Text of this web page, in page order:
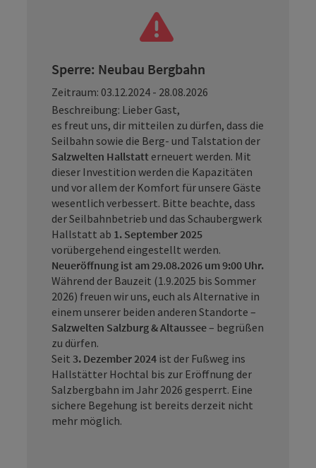
Sperre: Neubau Bergbahn
Zeitraum: 03.12.2024 - 28.08.2026
Beschreibung: Lieber Gast,
es freut uns, dir mitteilen zu dürfen, dass die
Seilbahn sowie die Berg- und Talstation der
Salzwelten Hallstatt erneuert werden. Mit
dieser Investition werden die Kapazitäten
und vor allem der Komfort für unsere Gäste
wesentlich verbessert. Bitte beachte, dass
der Seilbahnbetrieb und das Schaubergwerk
Hallstatt ab 1. September 2025
vorübergehend eingestellt werden.
Neueröffnung ist am 29.08.2026 um 9:00 Uhr.
Während der Bauzeit (1.9.2025 bis Sommer
2026) freuen wir uns, euch als Alternative in
einem unserer beiden anderen Standorte –
Salzwelten Salzburg & Altaussee– begrüßen
zu dürfen.
Seit 3. Dezember 2024 ist der Fußweg ins
Hallstätter Hochtal bis zur Eröffnung der
Salzbergbahn im Jahr 2026 gesperrt. Eine
sichere Begehung ist bereits derzeit nicht
mehr möglich.